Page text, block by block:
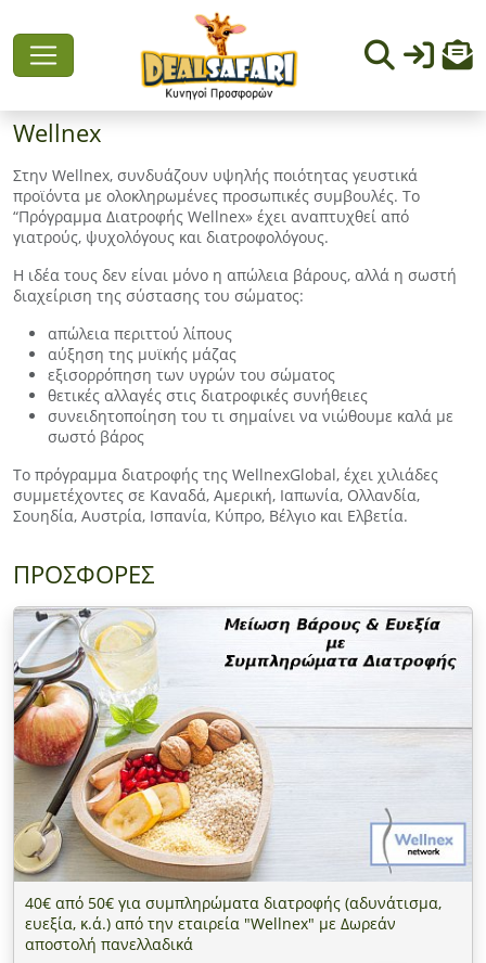
Wellnex
Στην Wellnex, συνδυάζουν υψηλής ποιότητας γευστικά
προϊόντα με ολοκληρωμένες προσωπικές συμβουλές. Το
“Πρόγραμμα Διατροφής Wellnex» έχει αναπτυχθεί από
γιατρούς, ψυχολόγους και διατροφολόγους.
Η ιδέα τους δεν είναι μόνο η απώλεια βάρους, αλλά η σωστή
διαχείριση της σύστασης του σώματος:
απώλεια περιττού λίπους
αύξηση της μυϊκής μάζας
εξισορρόπηση των υγρών του σώματος
θετικές αλλαγές στις διατροφικές συνήθειες
συνειδητοποίηση του τι σημαίνει να νιώθουμε καλά με
σωστό βάρος
Το πρόγραμμα διατροφής της WellnexGlobal, έχει χιλιάδες
συμμετέχοντες σε Καναδά, Αμερική, Ιαπωνία, Ολλανδία,
Σουηδία, Αυστρία, Ισπανία, Κύπρο, Βέλγιο και Ελβετία.
ΠΡΟΣΦΟΡΕΣ
40€ από 50€ για συμπληρώματα διατροφής (αδυνάτισμα,
ευεξία, κ.ά.) από την εταιρεία "Wellnex" με Δωρεάν
αποστολή πανελλαδικά